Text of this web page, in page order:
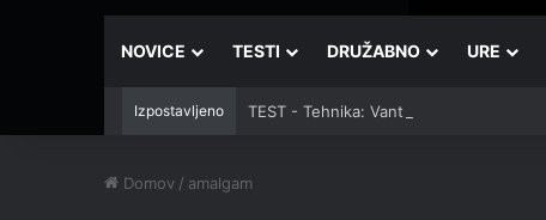
NOVICE TESTI DRUŽABNO URE
Izpostavljeno TEST - Tehnika: Vantrue JS3
Domov / amalgam